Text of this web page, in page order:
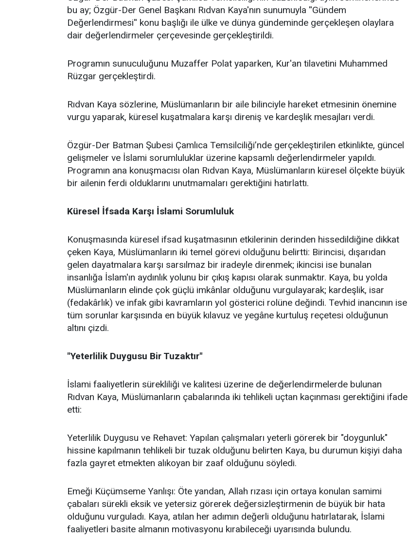
bu ay; Özgür-Der Genel Başkanı Rıdvan Kaya'nın sunumuyla ''Gündem
Değerlendirmesi'' konu başlığı ile ülke ve dünya gündeminde gerçekleşen olaylara
dair değerlendirmeler çerçevesinde gerçekleştirildi.
Programın sunuculuğunu Muzaffer Polat yaparken, Kur'an tilavetini Muhammed
Rüzgar gerçekleştirdi.
Rıdvan Kaya sözlerine, Müslümanların bir aile bilinciyle hareket etmesinin önemine
vurgu yaparak, küresel kuşatmalara karşı direniş ve kardeşlik mesajları verdi.
Özgür-Der Batman Şubesi Çamlıca Temsilciliği’nde gerçekleştirilen etkinlikte, güncel
gelişmeler ve İslami sorumluluklar üzerine kapsamlı değerlendirmeler yapıldı.
Programın ana konuşmacısı olan Rıdvan Kaya, Müslümanların küresel ölçekte büyük
bir ailenin ferdi olduklarını unutmamaları gerektiğini hatırlattı.
Küresel İfsada Karşı İslami Sorumluluk
Konuşmasında küresel ifsad kuşatmasının etkilerinin derinden hissedildiğine dikkat
çeken Kaya, Müslümanların iki temel görevi olduğunu belirtti: Birincisi, dışarıdan
gelen dayatmalara karşı sarsılmaz bir iradeyle direnmek; ikincisi ise bunalan
insanlığa İslam'ın aydınlık yolunu bir çıkış kapısı olarak sunmaktır. Kaya, bu yolda
Müslümanların elinde çok güçlü imkânlar olduğunu vurgulayarak; kardeşlik, isar
(fedakârlık) ve infak gibi kavramların yol gösterici rolüne değindi. Tevhid inancının ise
tüm sorunlar karşısında en büyük kılavuz ve yegâne kurtuluş reçetesi olduğunun
altını çizdi.
"Yeterlilik Duygusu Bir Tuzaktır"
İslami faaliyetlerin sürekliliği ve kalitesi üzerine de değerlendirmelerde bulunan
Rıdvan Kaya, Müslümanların çabalarında iki tehlikeli uçtan kaçınması gerektiğini ifade
etti:
Yeterlilik Duygusu ve Rehavet: Yapılan çalışmaları yeterli görerek bir "doygunluk"
hissine kapılmanın tehlikeli bir tuzak olduğunu belirten Kaya, bu durumun kişiyi daha
fazla gayret etmekten alıkoyan bir zaaf olduğunu söyledi.
Emeği Küçümseme Yanlışı: Öte yandan, Allah rızası için ortaya konulan samimi
çabaları sürekli eksik ve yetersiz görerek değersizleştirmenin de büyük bir hata
olduğunu vurguladı. Kaya, atılan her adımın değerli olduğunu hatırlatarak, İslami
faaliyetleri basite almanın motivasyonu kırabileceği uyarısında bulundu.